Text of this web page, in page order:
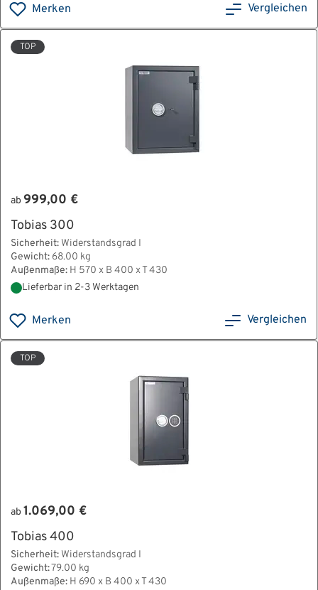
Merken Vergleichen
TOP
ab 999,00 €
Tobias 300
Sicherheit: Widerstandsgrad I
Gewicht: 68.00 kg
Außenmaße: H 570 x B 400 x T 430
Lieferbar in 2-3 Werktagen
Merken Vergleichen
TOP
ab 1.069,00 €
Tobias 400
Sicherheit: Widerstandsgrad I
Gewicht:79.00 kg
Außenmaße: H 690 x B 400 x T 430